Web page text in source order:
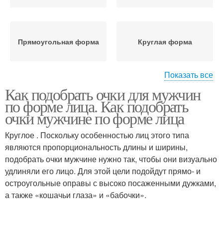
Прямоугольная форма Круглая форма
Вытянутая форма Ромбовидная форма
Овальная форма Лица для мужчин
Показать все
Как подобрать очки для мужчин
по форме лица. Как подобрать
очки мужчине по форме лица
Круглое . Поскольку особенностью лиц этого типа
являются пропорциональность длины и ширины,
подобрать очки мужчине нужно так, чтобы они визуально
удлиняли его лицо. Для этой цели подойдут прямо- и
остроугольные оправы с высоко посаженными дужками,
а также «кошачьи глаза» и «бабочки».